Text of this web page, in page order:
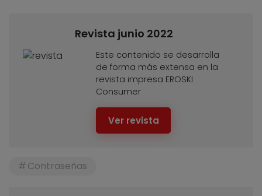
Revista junio 2022
Este contenido se desarrolla
de forma más extensa en la
revista impresa EROSKI
Consumer
Ver revista
Contraseñas